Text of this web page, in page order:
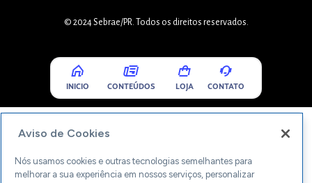
© 2024 Sebrae/PR. Todos os direitos reservados.
INICIO CONTEÚDOS LOJA CONTATO
Aviso de Cookies
Nós usamos cookies e outras tecnologias semelhantes para
melhorar a sua experiência em nossos serviços, personalizar